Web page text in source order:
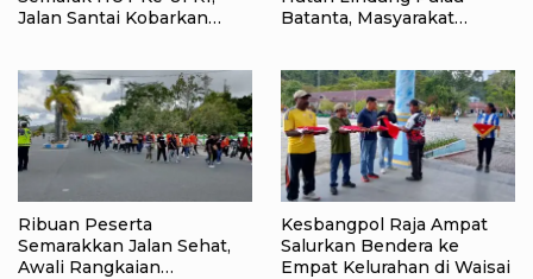
Jalan Santai Kobarkan
Batanta, Masyarakat
Ribuan Peserta
Semarakkan Jalan Sehat,
Awali Rangkaian
Kesbangpol Raja Ampat
Salurkan Bendera ke
Empat Kelurahan di Waisai